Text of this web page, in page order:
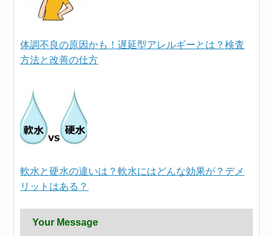
体調不良の原因かも！遅延型アレルギーとは？検査
方法と改善の仕方
軟水と硬水の違いは？軟水にはどんな効果が？デメ
リットはある？
Your Message